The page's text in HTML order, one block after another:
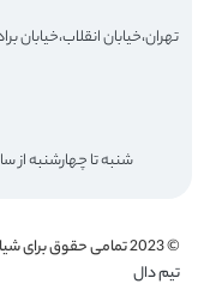
تهران،خیابان انقلاب،خیابان برادران مظفر
شنبه تا چهارشنبه از ساعت ۹:۳۰ الی ۱۸:۰۰ پنج‌شنبه‌ها
© 2023 تمامی حقوق برای
تیم دال